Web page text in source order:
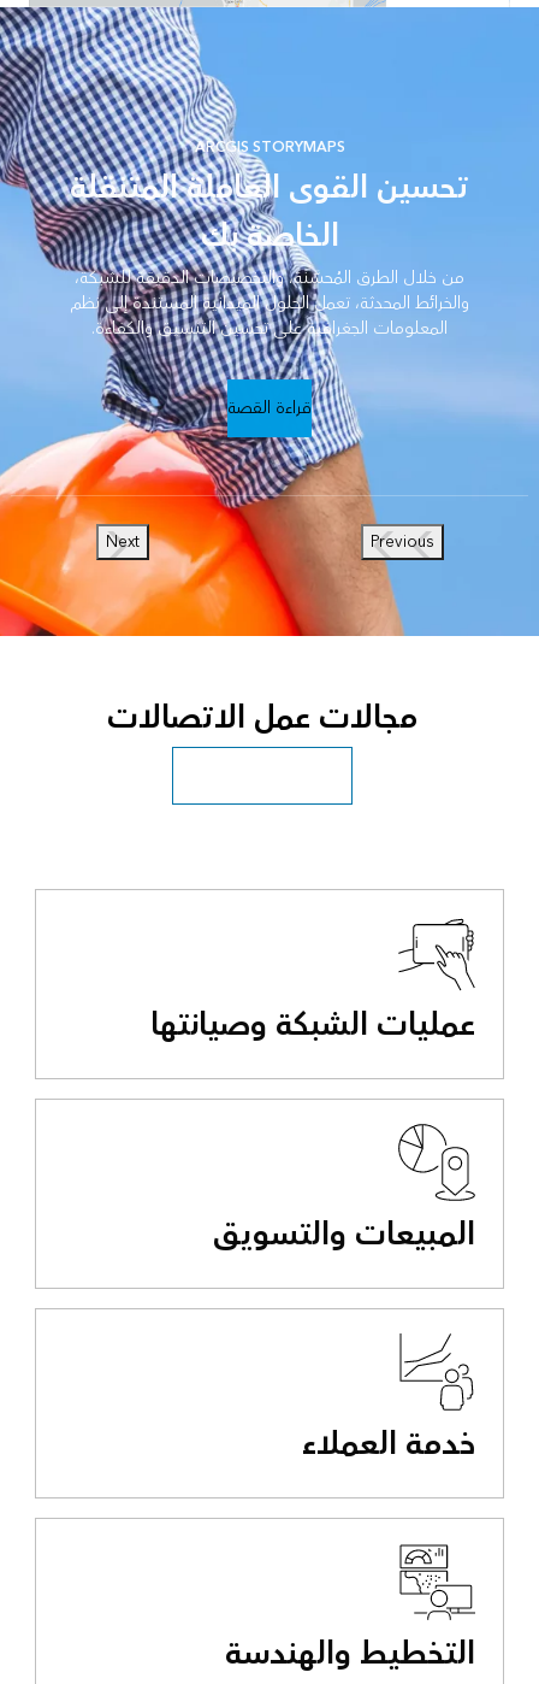
ARCGIS STORYMAPS
تحسين القوى العاملة المتنقلة
الخاصة بك
من خلال الطرق المُحسَّنة، والتخصيصات الدقيقة للشبكة،
والخرائط المحدثة، تعمل الحلول الميدانية المستندة إلى نظم
المعلومات الجغرافية على تحسين التنسيق والكفاءة.
قراءة القصة
Previous
Next
مجالات عمل الاتصالات
عمليات الشبكة وصيانتها
المبيعات والتسويق
خدمة العملاء
التخطيط والهندسة